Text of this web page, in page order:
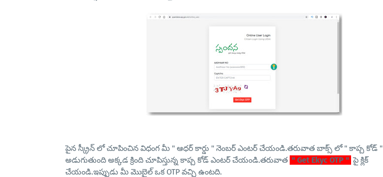
పైన స్క్రీన్ లో చూపించిన విధంగ మీ " ఆధర్ కార్డు " నెంబర్ ఎంటర్ చేయండి.తరువాత బాక్స్ లో " కాప్చ కోడ్ "
అడుగుతుంది అక్కడ క్రింది చూపిస్తున్న కాప్చ కోడ్ ఎంటర్ చేయండి.తరువాత " Get Ekyc OTP " పై క్లిక్
చేయండి.ఇప్పుడు మీ మొబైల్ ఒక OTP వచ్చి ఉంటది.